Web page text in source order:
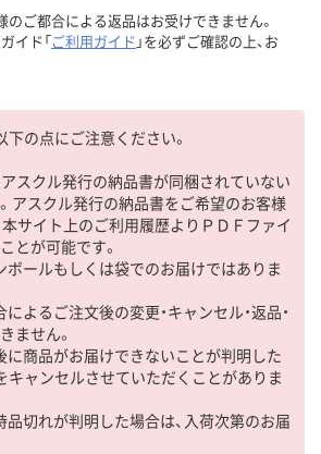
のご都合による返品はお受けできません。
イド「ご利用ガイド 」を必ずご確認の上、お
下の点にご注意ください。
アスクル発行の納品書が同梱されていない
アスクル発行の納品書をご希望のお客様
本サイト上のご利用履歴よりＰＤＦファイ
とが可能です。
ボールもしくは袋でのお届けではありま
によるご注文後の変更・キャンセル・返品・
ません。
に商品がお届けできないことが判明した
キャンセルさせていただくことがありま
品切れが判明した場合は、入荷次第のお届